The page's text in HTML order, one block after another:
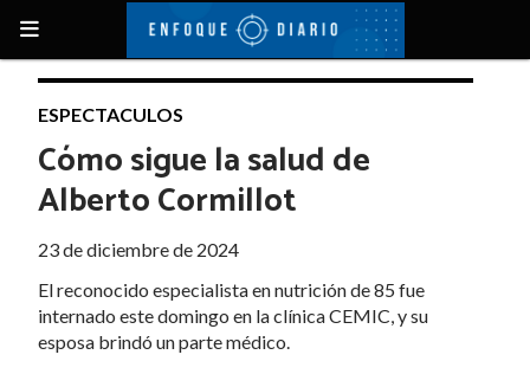
Cómo sigue la salud de
Alberto Cormillot
El reconocido especialista en nutrición de 85 fue
internado este domingo en la clínica CEMIC, y su
esposa brindó un parte médico.
ESPECTACULOS
23 de diciembre de 2024